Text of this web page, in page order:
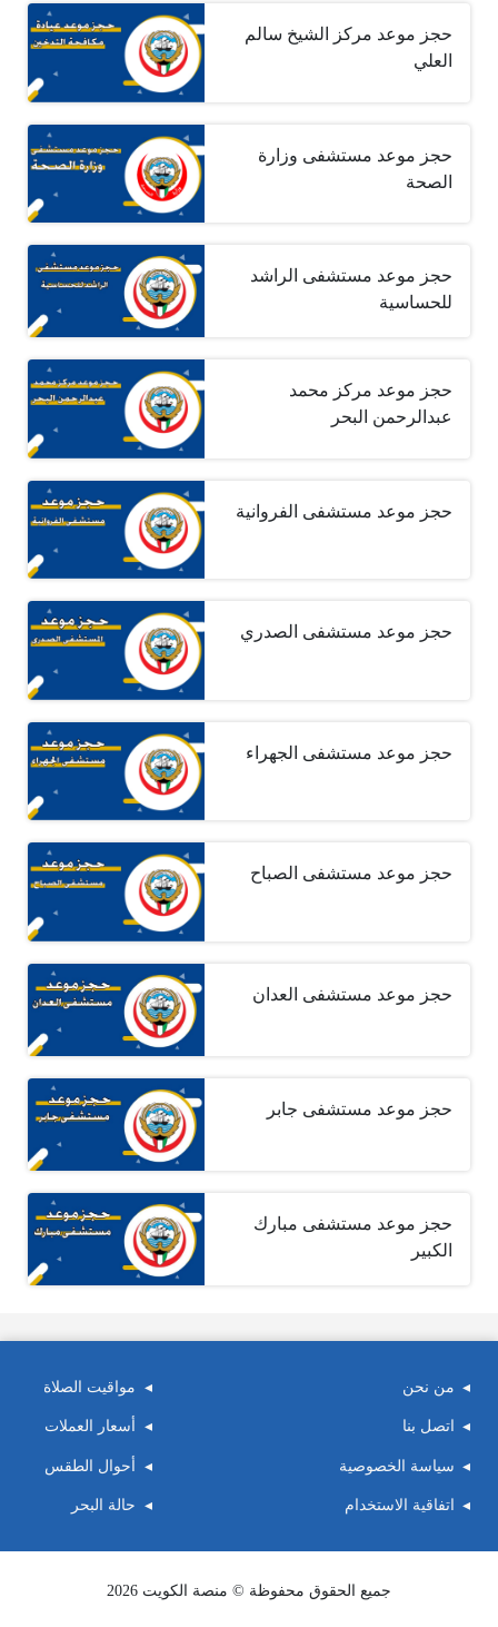
حجز موعد مركز الشيخ سالم
العلي
حجز موعد مستشفى وزارة
الصحة
حجز موعد مستشفى الراشد
للحساسية
حجز موعد مركز محمد
عبدالرحمن البحر
حجز موعد مستشفى الفروانية
حجز موعد مستشفى الصدري
حجز موعد مستشفى الجهراء
حجز موعد مستشفى الصباح
حجز موعد مستشفى العدان
حجز موعد مستشفى جابر
حجز موعد مستشفى مبارك
الكبير
من نحن
اتصل بنا
سياسة الخصوصية
اتفاقية الاستخدام
مواقيت الصلاة
أسعار العملات
أحوال الطقس
حالة البحر
جميع الحقوق محفوظة © منصة الكويت 2026